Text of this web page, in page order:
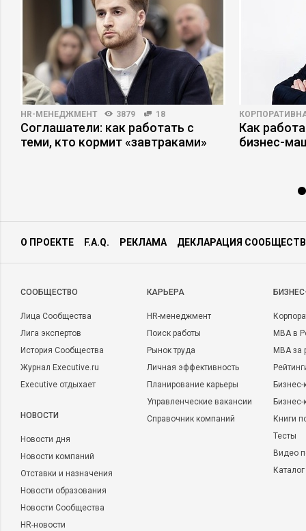
HR-МЕНЕДЖМЕНТ 3879 18
Соглашатели: как работать с
теми, кто кормит «завтраками»
Как
бизнес-
О ПРОЕКТЕ F.A.Q. РЕКЛАМА ДЕКЛАРАЦИЯ
CООБЩЕСТВО
Лица Сообщества
Лига экспертов
История Сообщества
Журнал Executive.ru
Executive отдыхает
НОВОСТИ
Новости дня
Новости компаний
Отставки и назначения
Новости образования
Новости Сообщества
HR-новости
КАРЬЕРА
HR-менеджмент
Поиск работы
Рынок труда
Личная эффективность
Планирование карьеры
Управленческие вакансии
Справочник компаний
MBA в
MBA
Бизнес-
Книги
Тесты
Видео